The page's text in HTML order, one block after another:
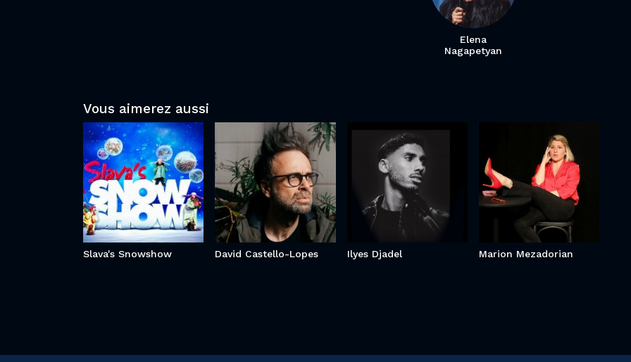
Elena
Nagapetyan
Vous aimerez aussi
Slava's
Snowshow
Slava's Snowshow
David
Castello-
Lopes
David Castello-Lopes
Ilyes Djadel
Ilyes Djadel
Marion
Mezadorian
Marion Mezadorian